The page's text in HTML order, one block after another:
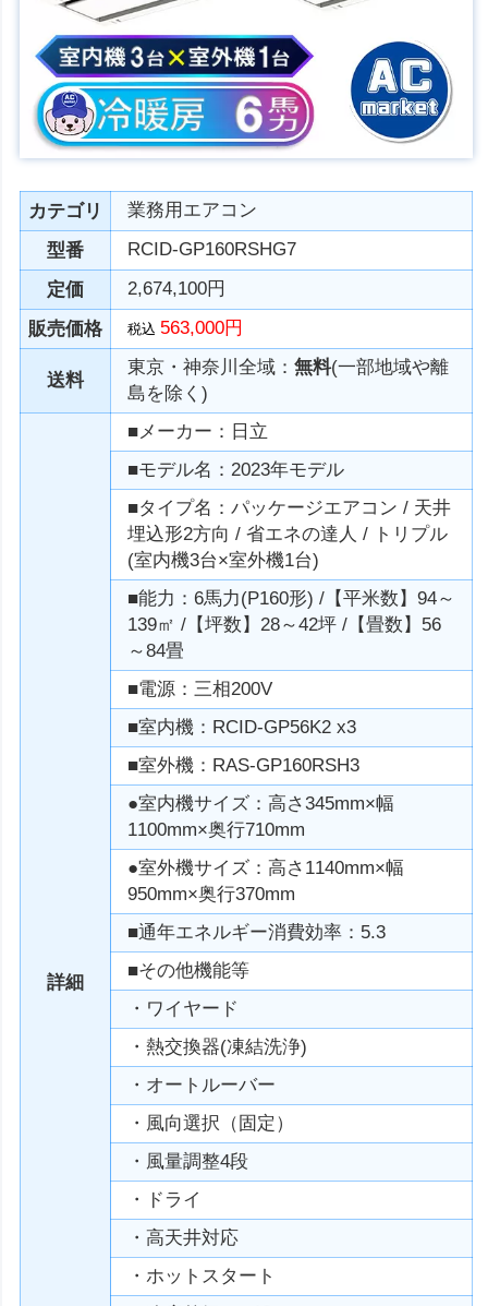
カテゴリ
業務用エアコン
型番
RCID-GP160RSHG7
定価
2,674,100円
販売価格
税込 563,000円
送料
東京・神奈川全域：無料(一部地域や離
島を除く)
詳細
■メーカー：日立
■モデル名：2023年モデル
■タイプ名：パッケージエアコン / 天井
埋込形2方向 / 省エネの達人 / トリプル
(室内機3台×室外機1台)
■能力：6馬力(P160形) /【平米数】94～
139㎡ /【坪数】28～42坪 /【畳数】56
～84畳
■電源：三相200V
■室内機：RCID-GP56K2 x3
■室外機：RAS-GP160RSH3
●室内機サイズ：高さ345mm×幅
1100mm×奥行710mm
●室外機サイズ：高さ1140mm×幅
950mm×奥行370mm
■通年エネルギー消費効率：5.3
■その他機能等
・ワイヤード
・熱交換器(凍結洗浄)
・オートルーバー
・風向選択（固定）
・風量調整4段
・ドライ
・高天井対応
・ホットスタート